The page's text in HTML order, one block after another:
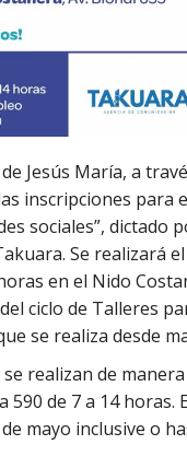
Jesús María, a
inscripciones para
sociales”, dictado
Se realizará
en el Nido
ciclo de Talleres
se realiza desde
realizan de
590 de 7 a 14 horas.
mayo inclusive o